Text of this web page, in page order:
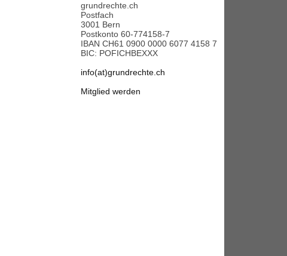
grundrechte.ch
Postfach
3001 Bern
Postkonto 60-774158-7
IBAN CH61 0900 0000 6077 4158 7
BIC: POFICHBEXXX
info(at)grundrechte.ch
Mitglied werden